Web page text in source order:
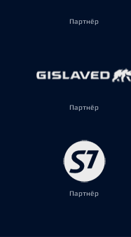
Партнёр
Партнёр
Партнёр